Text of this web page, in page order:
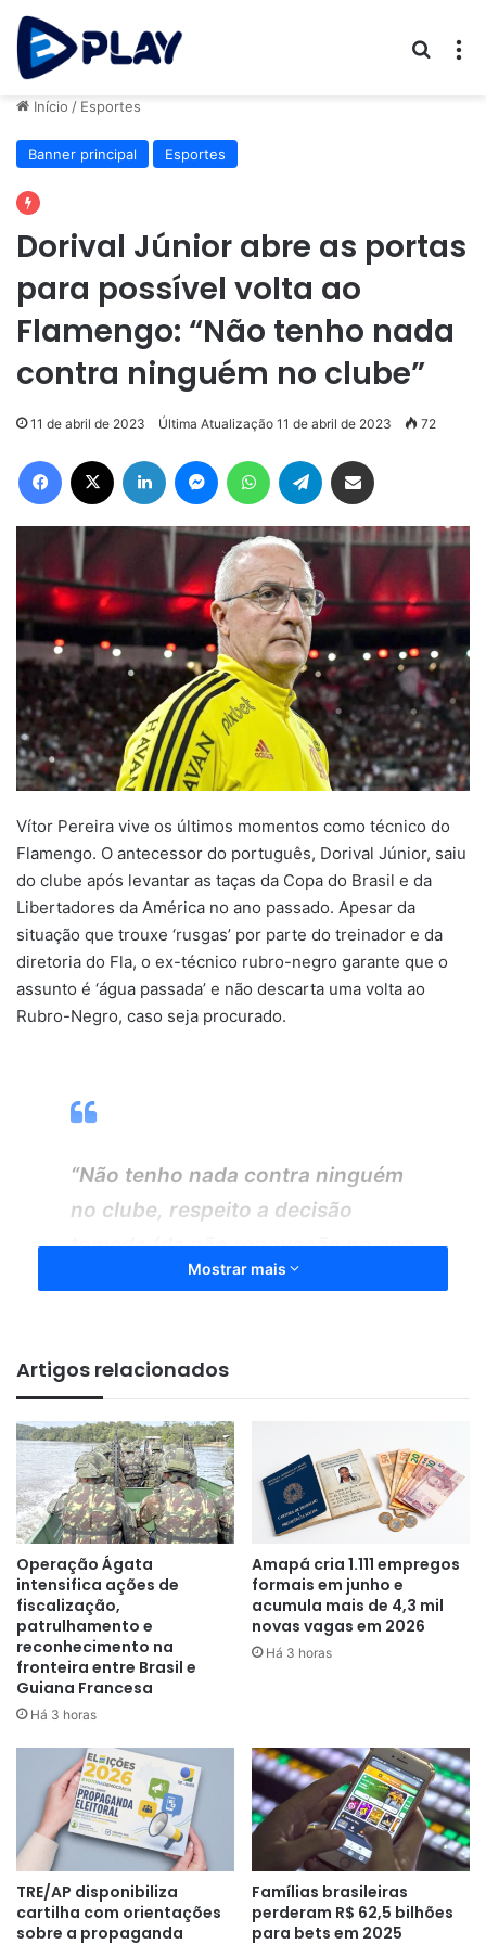
Início / Esportes
Banner principal Esportes
Dorival Júnior abre as portas
para possível volta ao
Flamengo: “Não tenho nada
contra ninguém no clube”
11 de abril de 2023 Última Atualização 11 de abril de 2023 72
Facebook Linkedin MessengerWhatsAppTelegram
Vítor Pereira vive os últimos momentos como técnico do
Flamengo. O antecessor do português, Dorival Júnior, saiu
do clube após levantar as taças da Copa do Brasil e da
Libertadores da América no ano passado. Apesar da
situação que trouxe ‘rusgas’ por parte do treinador e da
diretoria do Fla, o ex-técnico rubro-negro garante que o
assunto é ‘água passada’ e não descarta uma volta ao
Rubro-Negro, caso seja procurado.
“Não tenho nada contra ninguém
no clube, respeito a decisão
tomada (da não renovação no ano
passado). Só tenho a agradecer
jogos ao vivo, me reúno com
minha comissão técnica uma vez
por semana, viajei um pouco e
vejo todas as partidas que
consigo”, disse Dorival Júnior.
Em novembro do ano passado, quando Flamengo e Dorival
Júnior discutiram a possibilidade de renovação, ambas as
partes não entraram em acordo. Os dirigentes rubro-
negros alegaram que o técnico pediu um valor salarial fora
da realidade, fato negado pelo comandante da equipe em
2022. Além disso, os cartolas avaliaram que o
desempenho da equipe na reta final do Campeonato
Brasileiro foi abaixo do esperado.
No Marrocos, após o fracasso do Flamengo no Mundial de
Clubes, o vice-presidente de futebol do clube, Marcos
Braz, revelou que não se arrependeu de não ter renovado
com Dorival Júnior no fim do ano passado.“A gente
Mostrar mais
Artigos relacionados
Operação Ágata
intensifica ações de
fiscalização,
patrulhamento e
reconhecimento na
fronteira entre Brasil e
Guiana Francesa
Há 3 horas
Amapá cria 1.111 empregos
formais em junho e
acumula mais de 4,3 mil
novas vagas em 2026
Há 3 horas
TRE/AP disponibiliza
cartilha com orientações
sobre a propaganda
Famílias brasileiras
perderam R$ 62,5 bilhões
para bets em 2025